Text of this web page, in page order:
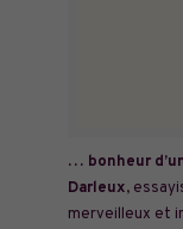
… bonheur
Darleux,
merveilleux et